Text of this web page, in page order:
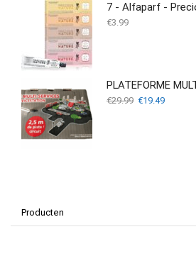
7 - Alfaparf -
€3.99
€29.99 Oorspronkelijke
€19.49Huidige
Producten